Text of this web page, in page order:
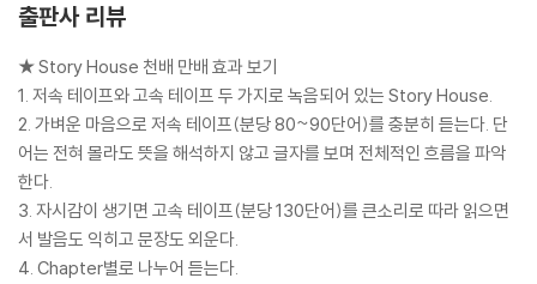
출판사 리뷰
★ Story House 천배 만배 효과 보기
1. 저속 테이프와 고속 테이프 두 가지로 녹음되어 있는 Story House.
2. 가벼운 마음으로 저속 테이프(분당 80~90단어)를 충분히 듣는다. 단
어는 전혀 몰라도 뜻을 해석하지 않고 글자를 보며 전체적인 흐름을 파악
한다.
3. 자시감이 생기면 고속 테이프(분당 130단어)를 큰소리로 따라 읽으면
서 발음도 익히고 문장도 외운다.
4. Chapter별로 나누어 듣는다.